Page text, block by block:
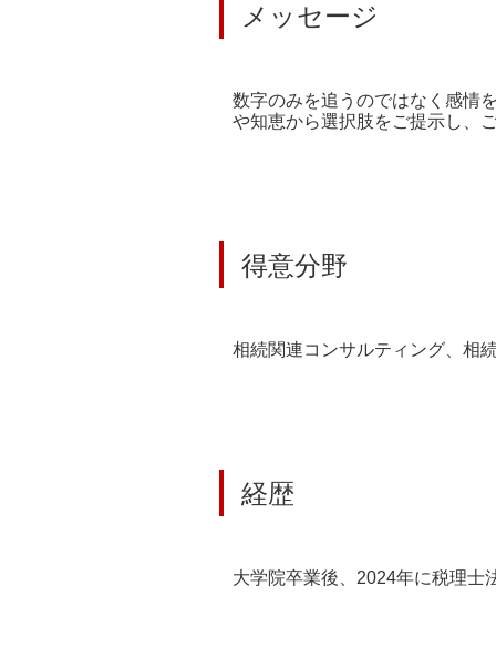
メッセージ
数字のみを追うのではなく感情
や知恵から選択肢をご提示し、
得意分野
相続関連コンサルティング、相
経歴
大学院卒業後、2024年に税理士